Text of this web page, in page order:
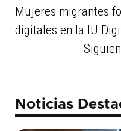
Mujeres migrantes
digitales en la IU
Noticias